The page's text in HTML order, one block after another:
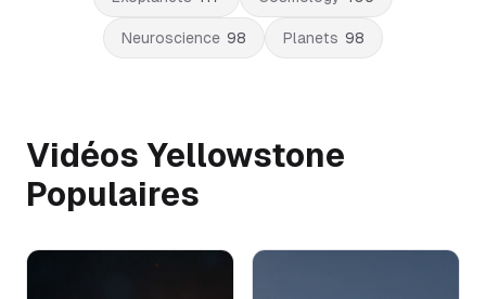
Neuroscience 98 Planets 98
Vidéos Yellowstone
Populaires